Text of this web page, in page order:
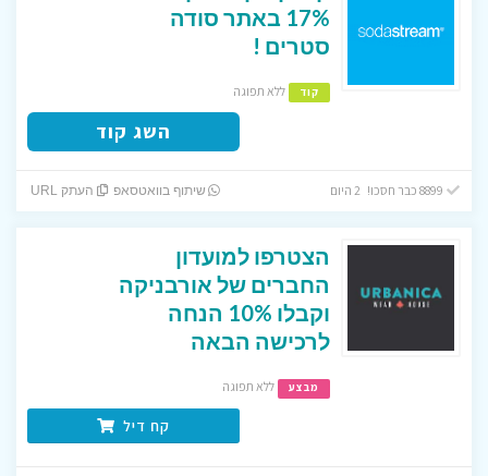
17% באתר סודה
סטרים !
קוד ללא תפוגה
השג קוד
שיתוף בוואטסאפ העתק URL
הצטרפו למועדון
החברים של אורבניקה
וקבלו 10% הנחה
לרכישה הבאה
מבצע ללא תפוגה
קח דיל